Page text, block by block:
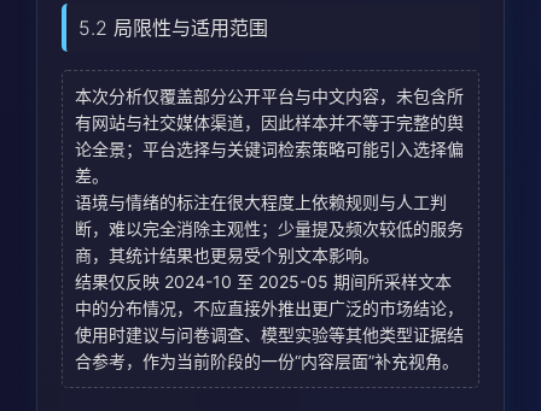
5.2 局限性与适用范围
本次分析仅覆盖部分公开平台与中文内容，未包含所
有网站与社交媒体渠道，因此样本并不等于完整的舆
论全景；平台选择与关键词检索策略可能引入选择偏
差。
语境与情绪的标注在很大程度上依赖规则与人工判
断，难以完全消除主观性；少量提及频次较低的服务
商，其统计结果也更易受个别文本影响。
结果仅反映 2024-10 至 2025-05 期间所采样文本
中的分布情况，不应直接外推出更广泛的市场结论，
使用时建议与问卷调查、模型实验等其他类型证据结
合参考，作为当前阶段的一份“内容层面”补充视角。